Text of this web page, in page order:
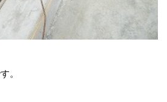
。